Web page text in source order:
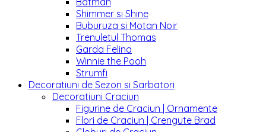
Shimmer si Shine
Buburuza si Motan Noir
Trenuletul Thomas
Garda Felina
Winnie the Pooh
Strumfi
Decoratiuni de Sezon si Sarbatori
Decoratiuni Craciun
Figurine de Craciun | Ornamente
Flori de Craciun | Crengute Brad